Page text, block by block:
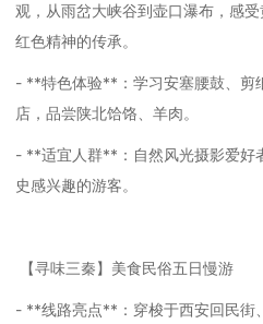
观，从雨岔大峡谷到壶口瀑布，感
红色精神的传承。
- **特色体验**：学习安塞腰鼓、剪
店，品尝陕北饸饹、羊肉。
- **适宜人群**：自然风光摄影爱好
史感兴趣的游客。
【寻味三秦】美食民俗五日慢游
- **线路亮点**：穿梭于西安回民街